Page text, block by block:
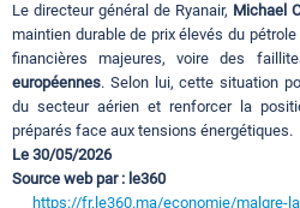
Le directeur général de Ryanair, Michael
maintien durable de prix élevés du
financières majeures, voire des
européennes. Selon lui, cette situation
du secteur aérien et renforcer la
préparés face aux tensions énergétiques.
Le 30/05/2026
Source web par : le360
https://fr.le360.ma/economie/malgre-